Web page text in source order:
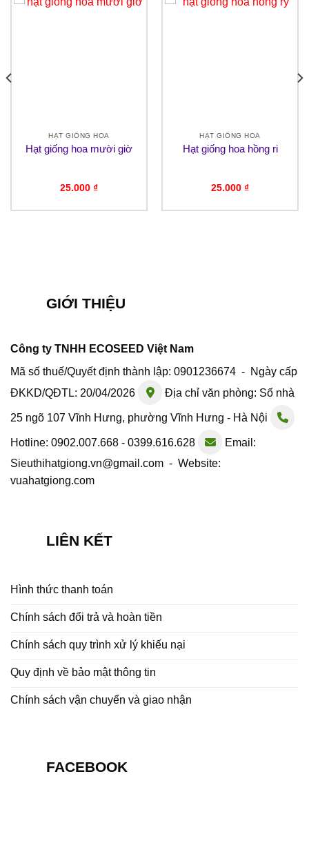
HẠT GIỐNG HOA
Hạt giống hoa mười giờ
25.000 ₫
HẠT GIỐNG HOA
Hạt giống hoa hồng ri
25.000 ₫
GIỚI THIỆU
Công ty TNHH ECOSEED Việt Nam
Mã số thuế/Quyết định thành lập: 0901236674 - Ngày cấp
ĐKKD/QĐTL: 20/04/2026
Địa chỉ văn phòng: Số nhà
25 ngõ 107 Vĩnh Hưng, phường Vĩnh Hưng - Hà Nội
Hotline: 0902.007.668 - 0399.616.628
Email:
Sieuthihatgiong.vn@gmail.com - Website:
vuahatgiong.com
LIÊN KẾT
Hình thức thanh toán
Chính sách đổi trả và hoàn tiền
Chính sách quy trình xử lý khiếu nại
Quy định về bảo mật thông tin
Chính sách vận chuyển và giao nhận
FACEBOOK